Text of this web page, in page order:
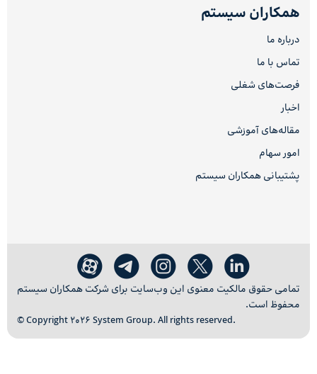
همکاران سیستم
درباره ما
تماس با ما
فرصت‌های شغلی
اخبار
مقاله‌های آموزشی
امور سهام
پشتیبانی همکاران سیستم
تمامی حقوق مالکیت معنوی این وب‌سایت برای شرکت همکاران سیستم
محفوظ است.
© Copyright 2026 System Group. All rights reserved.